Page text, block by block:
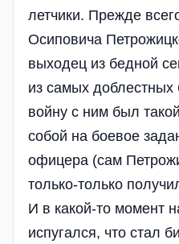
летчики. Прежде
Осиповича
выходец из бедной
из самых доблестных
войну с ним был
собой на боевое
офицера (сам
только-только
И в какой-то момент
испугался, что стал